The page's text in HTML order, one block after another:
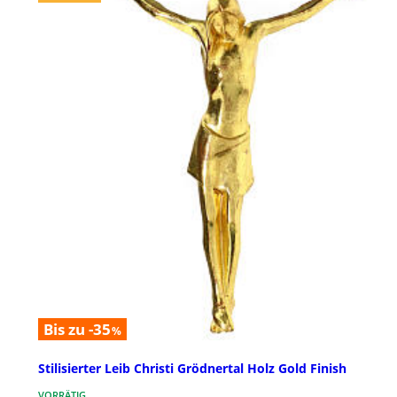
Bis zu -35%
Stilisierter Leib Christi Grödnertal Holz Gold Finish